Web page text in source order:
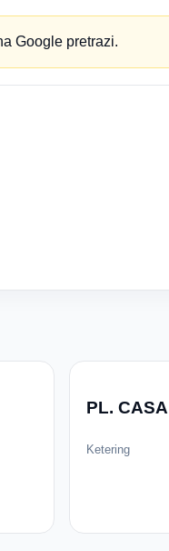
Google pretrazi.
PL.
Ketering